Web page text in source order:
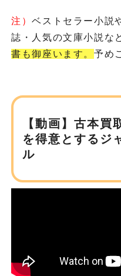
注）ベストセラー小説
誌・人気の文庫小説な
書も御座います。 予め
【動画】古本買
を得意とするジ
ル